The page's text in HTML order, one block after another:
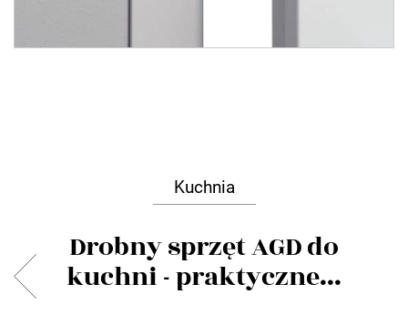
Kuchnia
Drobny sprzęt AGD do
kuchni - praktyczne...